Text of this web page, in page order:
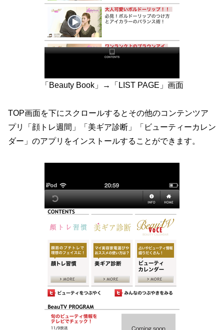
「Beauty Book」→「LIST PAGE」画面
TOP画面を下にスクロールするとその他のコンテンツア
プリ「顔トレ週間」「美ギア診断」「ビューティーカレン
ダー」のアプリをインストールすることができます。